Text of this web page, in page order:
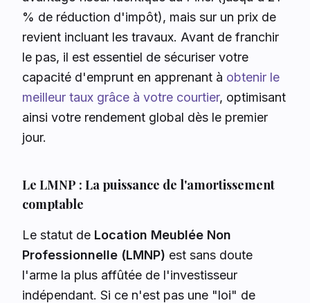
% de réduction d'impôt), mais sur un prix de
revient incluant les travaux. Avant de franchir
le pas, il est essentiel de sécuriser votre
capacité d'emprunt en apprenant à obtenir le
meilleur taux grâce à votre courtier, optimisant
ainsi votre rendement global dès le premier
jour.
Le LMNP : La puissance de l'amortissement
comptable
Le statut de Location Meublée Non
Professionnelle (LMNP) est sans doute
l'arme la plus affûtée de l'investisseur
indépendant. Si ce n'est pas une "loi" de